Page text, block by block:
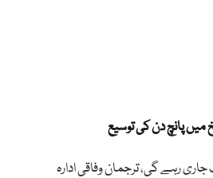
میں پانچ دن کی توسیع
15 اپریل تک جاری رہے گی، ترجمان وفاقی ادارہ